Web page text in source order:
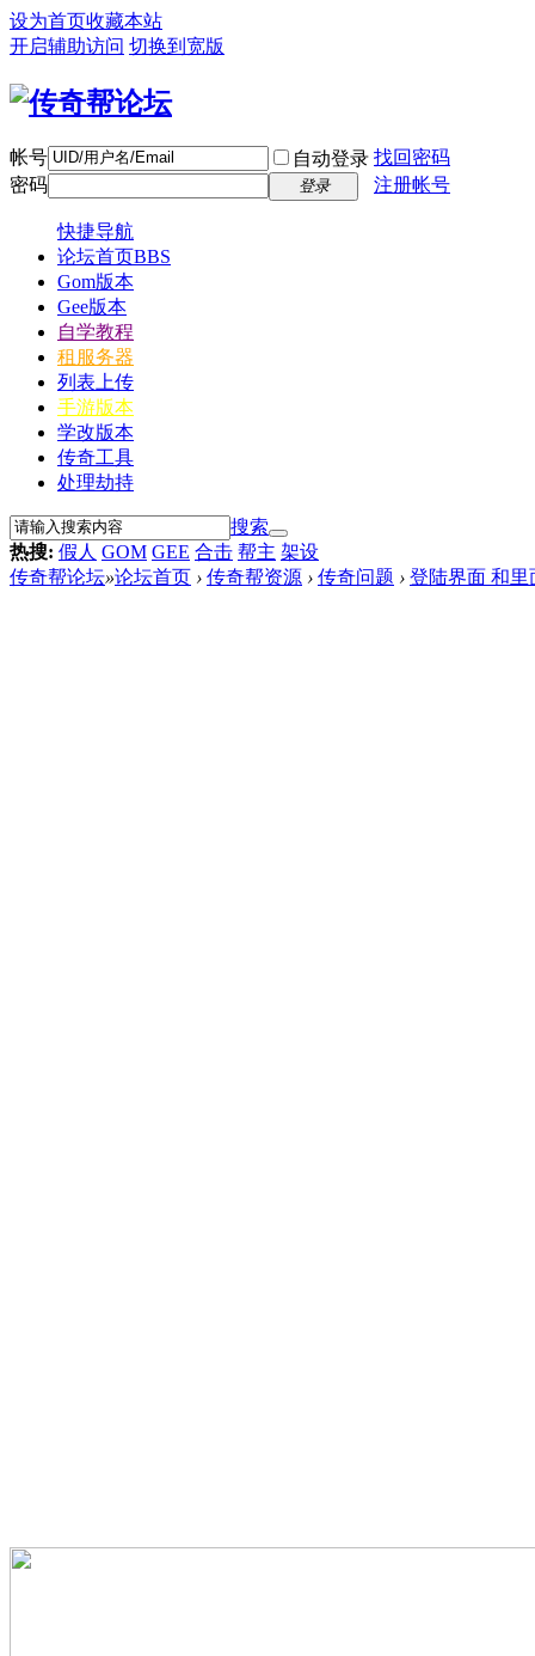
设为首页收藏本站
开启辅助访问 切换到宽版
帐号 自动登录 找回密码
密码
登录 注册帐号
快捷导航
论坛首页BBS
Gom版本
Gee版本
自学教程
租服务器
列表上传
手游版本
学改版本
传奇工具
处理劫持
搜索
热搜: 假人 GOM GEE 合击 帮主 架设
传奇帮论坛»论坛首页 › 传奇帮资源 › 传奇问题 › 登陆界面 和